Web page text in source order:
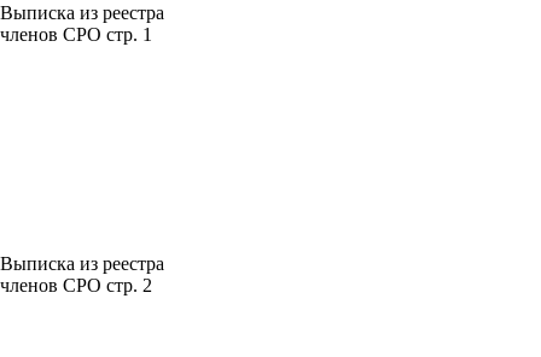
Выписка из реестра
членов СРО стр. 1
Выписка из реестра
членов СРО стр. 2